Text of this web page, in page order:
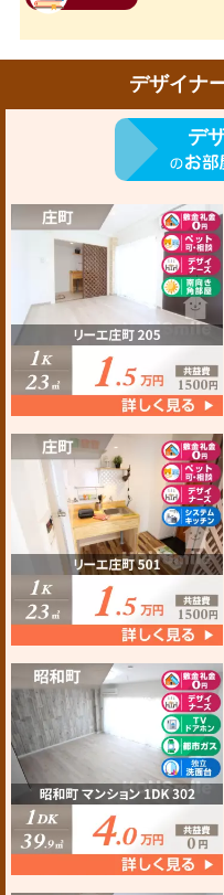
デザイナ
デ